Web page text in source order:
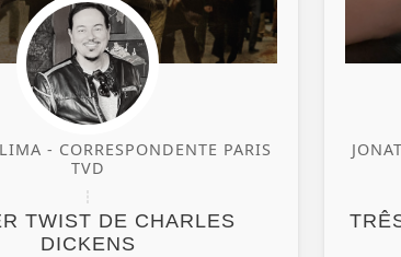
- CORRESPONDENTE PARIS
TVD
TWIST DE CHARLES
DICKENS